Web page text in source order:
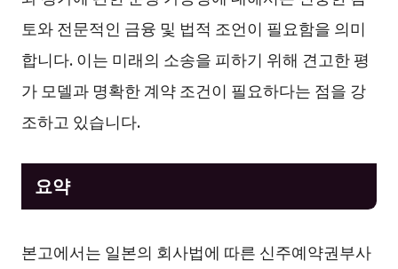
토와 전문적인 금융 및 법적 조언이 필요함을 의미
합니다. 이는 미래의 소송을 피하기 위해 견고한 평
가 모델과 명확한 계약 조건이 필요하다는 점을 강
조하고 있습니다.
요약
본고에서는 일본의 회사법에 따른 신주예약권부사